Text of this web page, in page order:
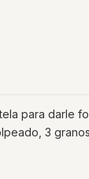
para darle
3